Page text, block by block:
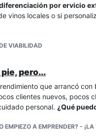
por ervicio
vinos locales o si
VIABILIDAD
pero...
que arrancó
clientes nuevos, pocos
personal. ¿Qué
EMPIEZO A EMPRENDER? -